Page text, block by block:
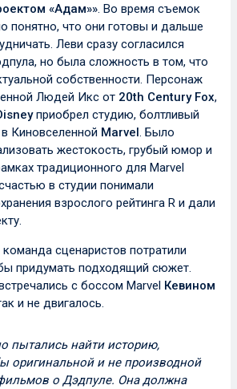
«Адам»» . Во время съемок
понятно, что они готовы и дальше
Леви сразу согласился
но была сложность в том, что
собственности. Персонаж
Людей Икс от 20th Century Fox,
приобрел студию, болтливый
Киновселенной Marvel . Было
жестокость, грубый юмор и
традиционного для Marvel
в студии понимали
взрослого рейтинга R и дали
сценаристов потратили
придумать подходящий сюжет.
с боссом Marvel Кевином
и не двигалось.
пытались найти историю,
оригинальной и не производной
фильмов о Дэдпуле. Она должна